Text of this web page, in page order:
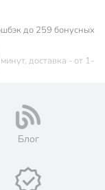
до 259 бонусных
доставка - от 1-
заказ и оплатить
Порядок.
или
гипермаркет
Блог